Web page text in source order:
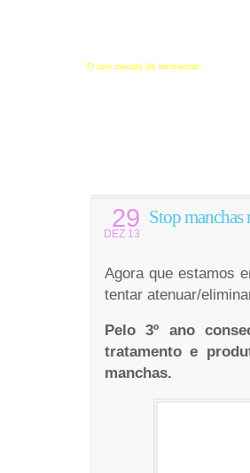
O seu mundo de bem-estar
29
DEZ 13
Stop manchas
Agora que estamos
tentar atenuar/
Pelo 3º ano
tratamento e
manchas.